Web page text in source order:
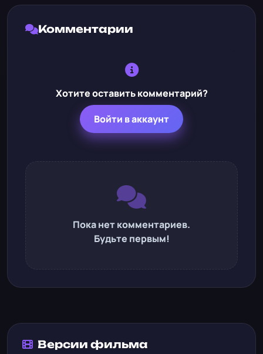
Комментарии
Хотите оставить комментарий?
Войти в аккаунт
Пока нет комментариев.
Будьте первым!
Версии фильма